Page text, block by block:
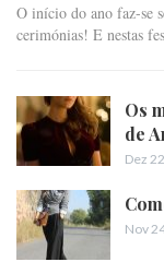
O início do ano faz-se
cerimónias! E nestas
Os
de
Dez
Nov